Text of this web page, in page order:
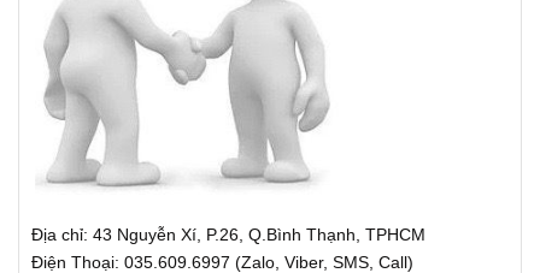
Địa chỉ: 43 Nguyễn Xí, P.26, Q.Bình Thạnh, TPHCM
Điện Thoại: 035.609.6997 (Zalo, Viber, SMS, Call)